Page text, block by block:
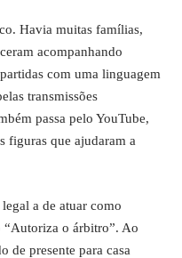
Havia muitas famílias,
acompanhando
com uma linguagem
transmissões
passa pelo YouTube,
figuras que ajudaram a
a de atuar como
“Autoriza o árbitro”. Ao
de presente para casa